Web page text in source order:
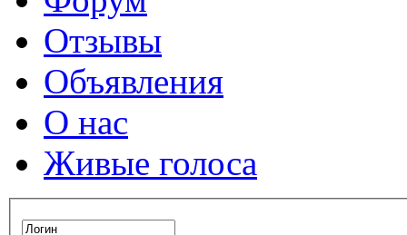
Отзывы
Объявления
О нас
Живые голоса